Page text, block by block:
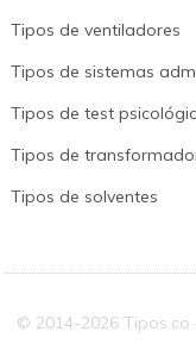
Tipos de ventiladores
Tipos de sistemas
Tipos de test
Tipos de
Tipos de solventes
© 2014-2026 Tipos.co